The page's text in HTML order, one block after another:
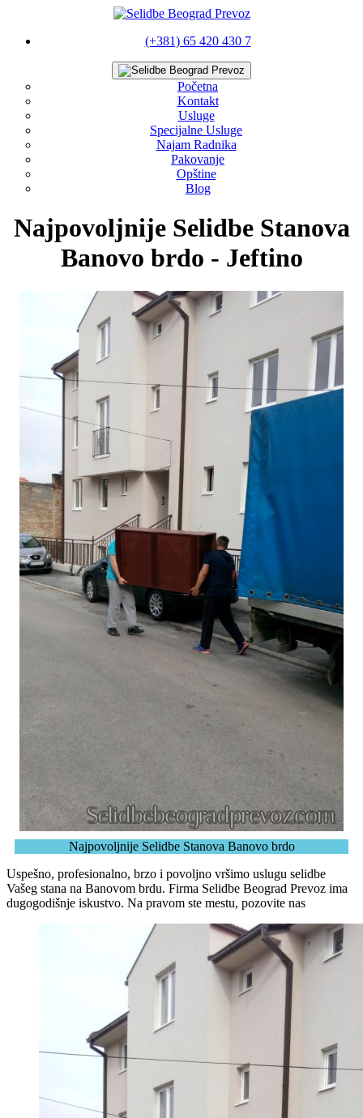
(+381) 65 420 430 7
Početna
Kontakt
Usluge
Specijalne Usluge
Najam Radnika
Pakovanje
Opštine
Blog
Najpovoljnije Selidbe Stanova
Banovo brdo - Jeftino
Najpovoljnije Selidbe Stanova Banovo brdo
Uspešno, profesionalno, brzo i povoljno vršimo uslugu selidbe
Vašeg stana na Banovom brdu. Firma Selidbe Beograd Prevoz ima
dugogodišnje iskustvo. Na pravom ste mestu, pozovite nas